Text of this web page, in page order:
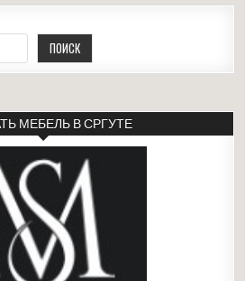
ПОИСК
МЕБЕЛЬ В СРГУТЕ